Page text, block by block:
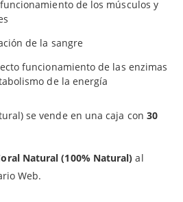
de los músculos y
de la sangre
funcionamiento de las enzimas
de la energía
se vende en una caja con 30
Natural (100% Natural) al
Web.